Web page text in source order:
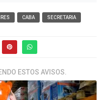
CABA
SECRETARIA
ESTOS AVISOS.